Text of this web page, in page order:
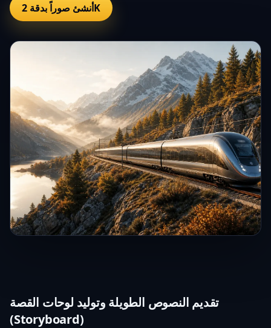
أنشئ صوراً بدقة 2K
تقديم النصوص الطويلة وتوليد لوحات القصة
(Storyboard)